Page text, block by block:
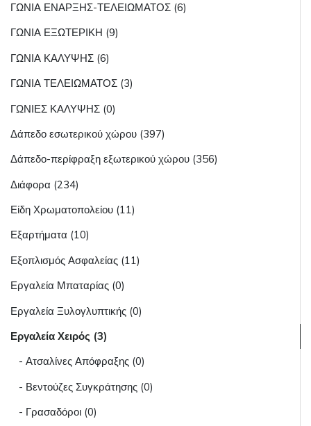
ΓΩΝΙΑ ΕΝΑΡΞΗΣ-ΤΕΛΕΙΩΜΑΤΟΣ (6)
ΓΩΝΙΑ ΕΞΩΤΕΡΙΚΗ (9)
ΓΩΝΙΑ ΚΑΛΥΨΗΣ (6)
ΓΩΝΙΑ ΤΕΛΕΙΩΜΑΤΟΣ (3)
ΓΩΝΙΕΣ ΚΑΛΥΨΗΣ (0)
Δάπεδο εσωτερικού χώρου (397)
Δάπεδο-περίφραξη εξωτερικού χώρου (356)
Διάφορα (234)
Είδη Χρωματοπολείου (11)
Εξαρτήματα (10)
Εξοπλισμός Ασφαλείας (11)
Εργαλεία Μπαταρίας (0)
Εργαλεία Ξυλογλυπτικής (0)
Εργαλεία Χειρός (3)
- Ατσαλίνες Απόφραξης (0)
- Βεντούζες Συγκράτησης (0)
- Γρασαδόροι (0)